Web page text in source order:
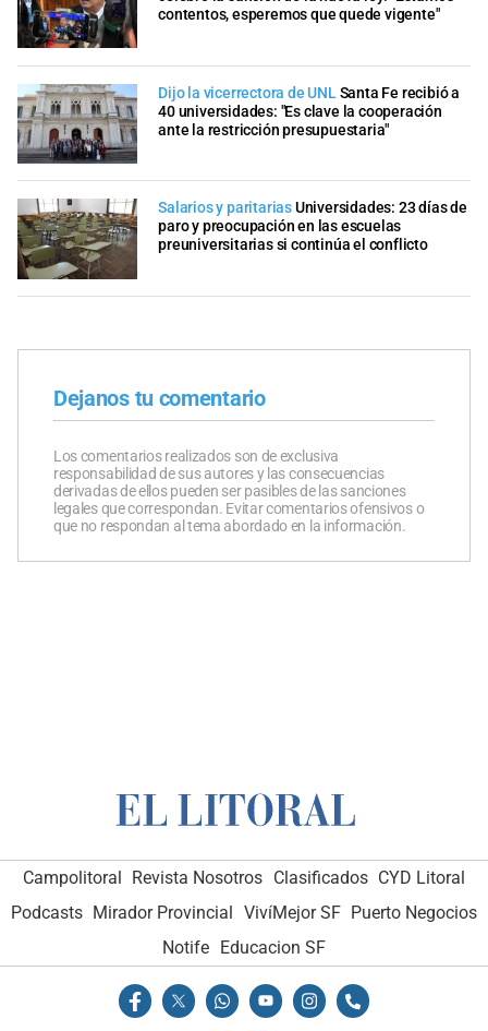
contentos, esperemos que quede vigente"
Dijo la vicerrectora de UNLSanta Fe recibió a
40 universidades: "Es clave la cooperación
ante la restricción presupuestaria"
Salarios y paritariasUniversidades: 23 días de
paro y preocupación en las escuelas
preuniversitarias si continúa el conflicto
Dejanos tu comentario
Los comentarios realizados son de exclusiva
responsabilidad de sus autores y las consecuencias
derivadas de ellos pueden ser pasibles de las sanciones
legales que correspondan. Evitar comentarios ofensivos o
que no respondan al tema abordado en la información.
Campolitoral Revista Nosotros Clasificados CYD Litoral
Podcasts Mirador Provincial VivíMejor SF Puerto Negocios
Notife
Educacion SF